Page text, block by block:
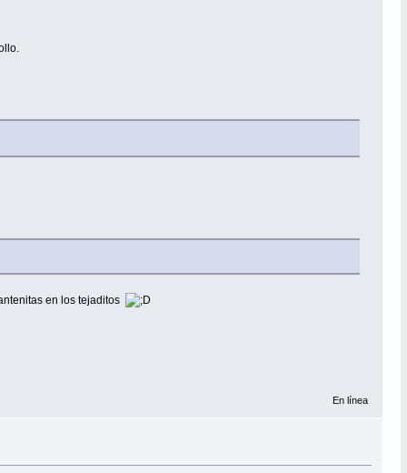
en los tejaditos
En línea